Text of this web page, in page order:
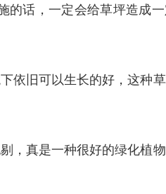
的话，一定会给草坪造成
依旧可以生长的好，这种
，真是一种很好的绿化植